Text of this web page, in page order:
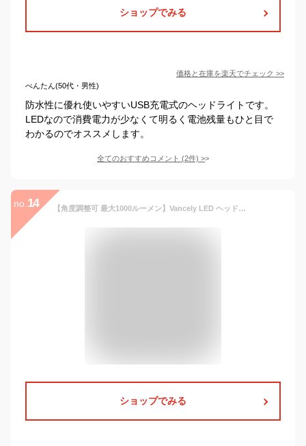
ショップでみる
価格と在庫を楽天でチェック >>
べんたん(50代・男性)
防水性に優れ使いやすいUSB充電式のヘッドライトです。
LEDなので消費電力が少なくて明るく電池残量もひと目で
わかるのでオススメします。
全てのおすすめコメント (2件) >
no. 14 【角度調整可 最大1000ルーメン】Vancely LED ヘッドライト usb充電式 2000mah大容量 ヘッドランプ釣り IP65防水 センサー点灯 ライトの角度調整可能 ヘルメットライト 操作簡単 コンパクト 登山 作業用 長時間使用 キャンプ アウトドア 災害 停電用 ヘッド ライト
ショップでみる